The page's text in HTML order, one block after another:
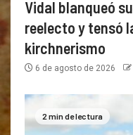
Vidal blanqueó
reelecto y tensó
kirchnerismo
6 de agosto de 2026
2 min de lectura